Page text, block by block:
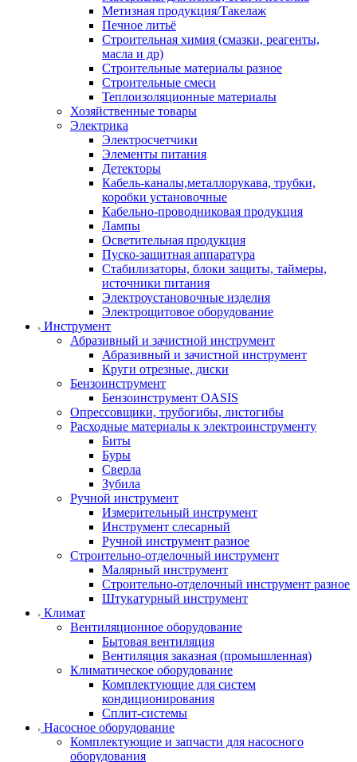
Метизная продукция/Такелаж
Печное литьё
Строительная химия (смазки, реагенты,
масла и др)
Строительные материалы разное
Строительные смеси
Теплоизоляционные материалы
Хозяйственные товары
Электрика
Электросчетчики
Элементы питания
Детекторы
Кабель-каналы,металлорукава, трубки,
коробки установочные
Кабельно-проводниковая продукция
Лампы
Осветительная продукция
Пуско-защитная аппаратура
Стабилизаторы, блоки защиты, таймеры,
источники питания
Электроустановочные изделия
Электрощитовое оборудование
Инструмент
Абразивный и зачистной инструмент
Абразивный и зачистной инструмент
Круги отрезные, диски
Бензоинструмент
Бензоинструмент OASIS
Опрессовщики, трубогибы, листогибы
Расходные материалы к электроинструменту
Биты
Буры
Сверла
Зубила
Ручной инструмент
Измерительный инструмент
Инструмент слесарный
Ручной инструмент разное
Строительно-отделочный инструмент
Малярный инструмент
Строительно-отделочный инструмент разное
Штукатурный инструмент
Климат
Вентиляционное оборудование
Бытовая вентиляция
Вентиляция заказная (промышленная)
Климатическое оборудование
Комплектующие для систем
кондиционирования
Сплит-системы
Насосное оборудование
Комплектующие и запчасти для насосного
оборудования